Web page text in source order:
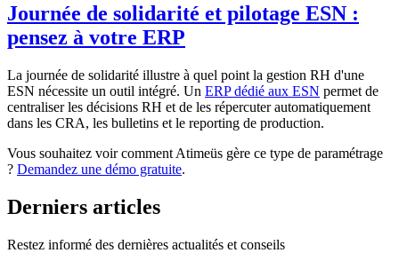
Journée de solidarité et pilotage ESN :
pensez à votre ERP
La journée de solidarité illustre à quel point la gestion RH d'une
ESN nécessite un outil intégré. Un ERP dédié aux ESN permet de
centraliser les décisions RH et de les répercuter automatiquement
dans les CRA, les bulletins et le reporting de production.
Vous souhaitez voir comment Atimeüs gère ce type de paramétrage
? Demandez une démo gratuite.
Derniers articles
Restez informé des dernières actualités et conseils